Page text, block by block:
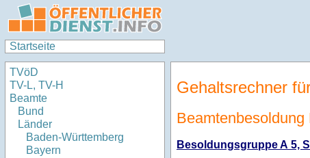
Startseite
TVöD
TV-L, TV-H
Beamte
Bund
Länder
Baden-Württemberg
Bayern
Gehaltsrechner
Besoldungsgruppe A 5,